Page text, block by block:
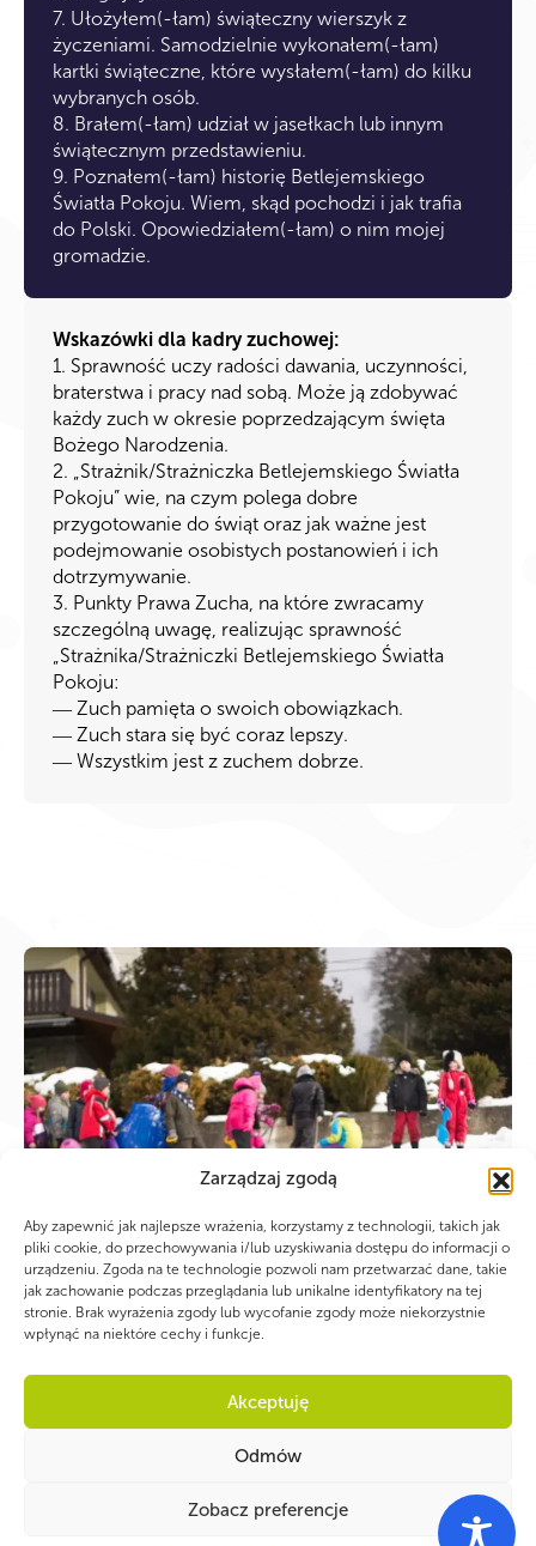
Zarządzaj zgodą
Aby zapewnić jak najlepsze wrażenia, korzystamy z technologii, takich jak
pliki cookie, do przechowywania i/lub uzyskiwania dostępu do informacji o
urządzeniu. Zgoda na te technologie pozwoli nam przetwarzać dane, takie
jak zachowanie podczas przeglądania lub unikalne identyfikatory na tej
stronie. Brak wyrażenia zgody lub wycofanie zgody może niekorzystnie
wpłynąć na niektóre cechy i funkcje.
Akceptuję
Odmów
Zobacz preferencje
7. Ułożyłem(-łam) świąteczny wierszyk z
życzeniami. Samodzielnie wykonałem(-łam)
kartki świąteczne, które wysłałem(-łam) do kilku
wybranych osób.
8. Brałem(-łam) udział w jasełkach lub innym
świątecznym przedstawieniu.
9. Poznałem(-łam) historię Betlejemskiego
Światła Pokoju. Wiem, skąd pochodzi i jak trafia
do Polski. Opowiedziałem(-łam) o nim mojej
gromadzie.
Wskazówki dla kadry zuchowej:
1. Sprawność uczy radości dawania, uczynności,
braterstwa i pracy nad sobą. Może ją zdobywać
każdy zuch w okresie poprzedzającym święta
Bożego Narodzenia.
2. „Strażnik/Strażniczka Betlejemskiego Światła
Pokoju” wie, na czym polega dobre
przygotowanie do świąt oraz jak ważne jest
podejmowanie osobistych postanowień i ich
dotrzymywanie.
3. Punkty Prawa Zucha, na które zwracamy
szczególną uwagę, realizując sprawność
„Strażnika/Strażniczki Betlejemskiego Światła
Pokoju:
― Zuch pamięta o swoich obowiązkach.
― Zuch stara się być coraz lepszy.
― Wszystkim jest z zuchem dobrze.
PIOSENKI O
BETLEJEMSKIM